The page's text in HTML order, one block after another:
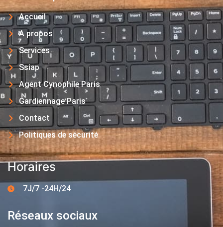
Accueil
A propos
Services
Ssiap
Agent Cynophile Paris
Gardiennage Paris
Contact
Politiques de sécurité
Horaires
7J/7 -24H/24
Réseaux sociaux